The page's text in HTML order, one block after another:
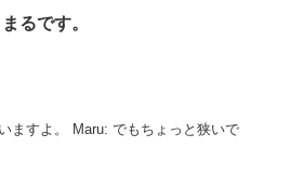
まるです。
でもちょっと狭いで